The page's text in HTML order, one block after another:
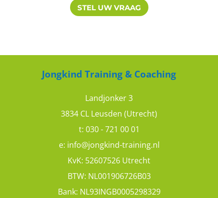
STEL UW VRAAG
Jongkind Training & Coaching
Landjonker 3
3834 CL Leusden (Utrecht)
t: 030 - 721 00 01
e: info@jongkind-training.nl
KvK: 52607526 Utrecht
BTW: NL001906726B03
Bank: NL93INGB0005298329